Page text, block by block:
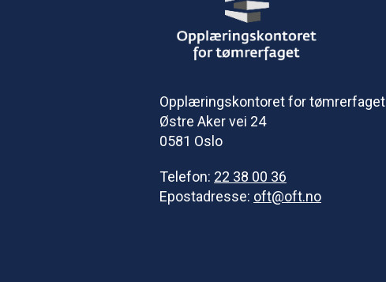
Opplæringskontoret for tømrerfaget
Østre Aker vei 24
0581 Oslo
Telefon: 22 38 00 36
Epostadresse: oft@oft.no